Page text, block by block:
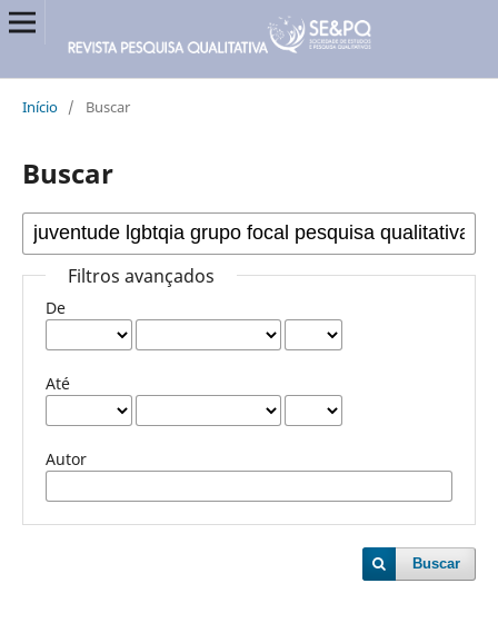
Início / Buscar
Buscar
Filtros avançados
De
Até
Autor
Buscar